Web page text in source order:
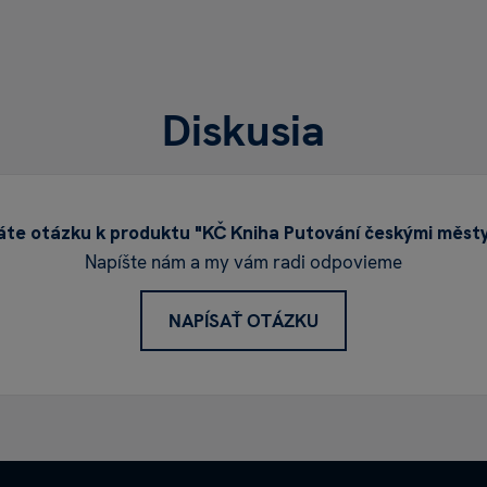
Diskusia
otázku k produktu "KČ Kniha Putování českými
Napíšte nám a my vám radi odpovieme
NAPÍSAŤ OTÁZKU